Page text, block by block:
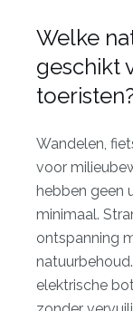
Welke
geschikt
Wandelen,
voor
hebben geen
minimaal.
ontspanning
elektrische